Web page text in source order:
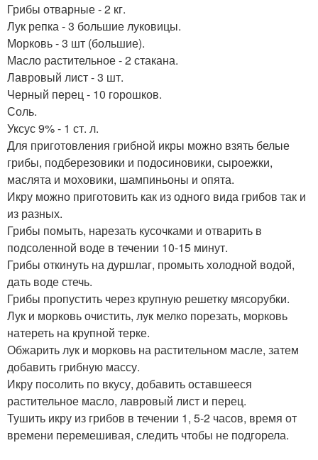
Грибы отварные - 2 кг.
Лук репка - 3 большие луковицы.
Морковь - 3 шт (большие).
Масло растительное - 2 стакана.
Лавровый лист - 3 шт.
Черный перец - 10 горошков.
Соль.
Уксус 9% - 1 ст. л.
Для приготовления грибнoй икры можно взять белые
грибы, подберезовики и подосиновики, сыроежки,
маслята и моховики, шампиньоны и опята.
Икру можно приготовить как из одного вида грибов так и
из разных.
Грибы помыть, нарезать кусочками и отварить в
подсоленной воде в течении 10-15 минут.
Грибы откинуть на дуршлаг, промыть холодной водой,
дать воде стечь.
Грибы пропустить через крупную решетку мясорубки.
Лук и морковь очистить, лук мелко порезать, морковь
натереть на крупной терке.
Обжарить лук и морковь на растительном масле, затем
добавить грибную массу.
Икру посолить по вкусу, добавить оставшееся
растительное масло, лавровый лист и перец.
Тушить икру из грибов в течении 1, 5-2 часов, время от
времени перемешивая, следить чтобы не подгорела.